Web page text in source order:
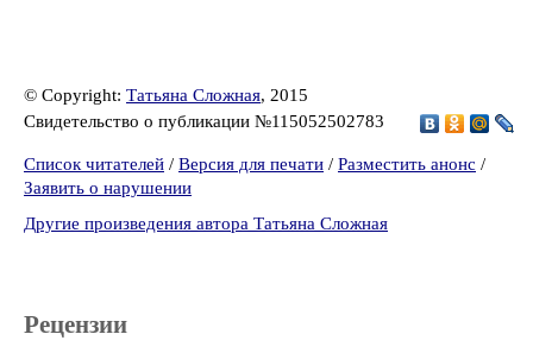
© Copyright: Татьяна Сложная, 2015
Свидетельство о публикации №115052502783
Список читателей / Версия для печати / Разместить анонс /
Заявить о нарушении
Другие произведения автора Татьяна Сложная
Рецензии